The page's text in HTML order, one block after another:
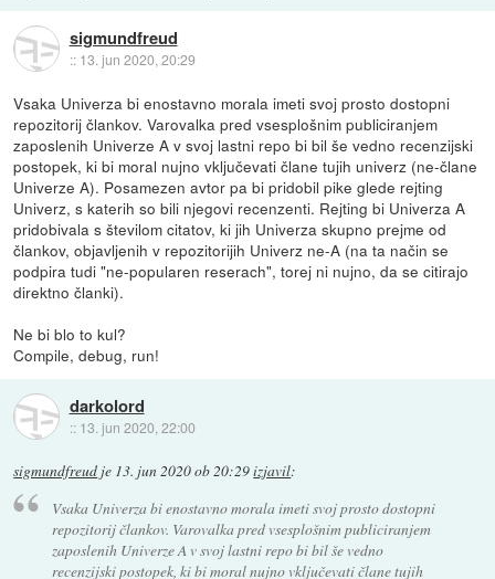
sigmundfreud
:: 13. jun 2020, 20:29
Vsaka Univerza bi enostavno morala imeti svoj prosto dostopni
repozitorij člankov. Varovalka pred vsesplošnim publiciranjem
zaposlenih Univerze A v svoj lastni repo bi bil še vedno recenzijski
postopek, ki bi moral nujno vključevati člane tujih univerz (ne-člane
Univerze A). Posamezen avtor pa bi pridobil pike glede rejting
Univerz, s katerih so bili njegovi recenzenti. Rejting bi Univerza A
pridobivala s številom citatov, ki jih Univerza skupno prejme od
člankov, objavljenih v repozitorijih Univerz ne-A (na ta način se
podpira tudi "ne-popularen reserach", torej ni nujno, da se citirajo
direktno članki).
Ne bi blo to kul?
Compile, debug, run!
darkolord
:: 13. jun 2020, 22:00
sigmundfreud je 13. jun 2020 ob 20:29izjavil:
Vsaka Univerza bi enostavno morala imeti svoj prosto dostopni
repozitorij člankov. Varovalka pred vsesplošnim publiciranjem
zaposlenih Univerze A v svoj lastni repo bi bil še vedno
recenzijski postopek, ki bi moral nujno vključevati člane tujih